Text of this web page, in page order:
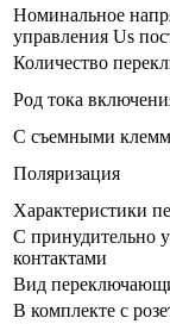
Номинальное
управления Us
Количество
Род тока
С съемными
Поляризация
Характеристики
С принудительно
контактами
Вид
В комплекте с